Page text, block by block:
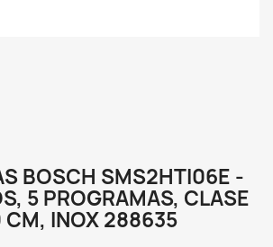
BOSCH SMS2HTI06E -
5 PROGRAMAS, CLASE
CM, INOX 288635